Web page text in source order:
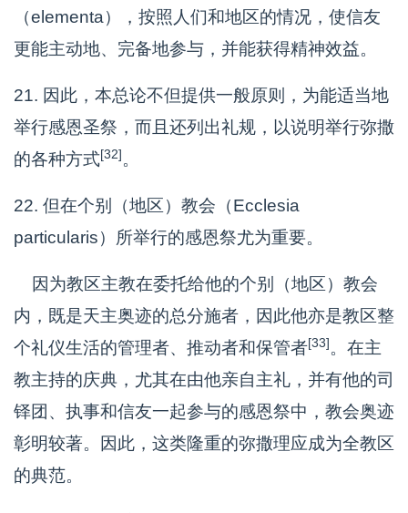
（elementa），按照人们和地区的情况，使信友
更能主动地、完备地参与，并能获得精神效益。
21. 因此，本总论不但提供一般原则，为能适当地
举行感恩圣祭，而且还列出礼规，以说明举行弥撒
的各种方式[32]。
22. 但在个别（地区）教会（Ecclesia
particularis）所举行的感恩祭尤为重要。
因为教区主教在委托给他的个别（地区）教会
内，既是天主奥迹的总分施者，因此他亦是教区整
个礼仪生活的管理者、推动者和保管者[33]。在主
教主持的庆典，尤其在由他亲自主礼，并有他的司
铎团、执事和信友一起参与的感恩祭中，教会奥迹
彰明较著。因此，这类隆重的弥撒理应成为全教区
的典范。